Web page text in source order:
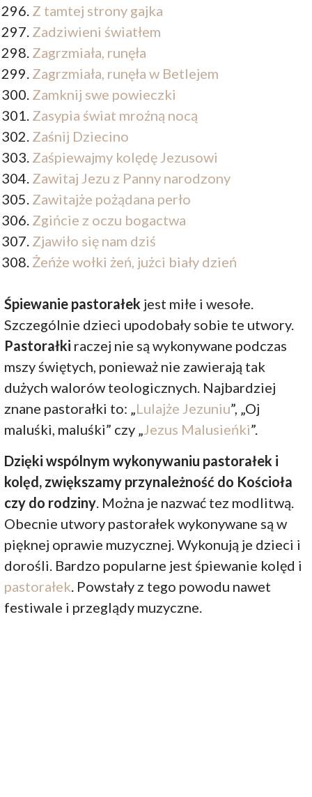
Z tamtej strony gajka
Zadziwieni światłem
Zagrzmiała, runęła
Zagrzmiała, runęła w Betlejem
Zamknij swe powieczki
Zasypia świat mroźną nocą
Zaśnij Dziecino
Zaśpiewajmy kolędę Jezusowi
Zawitaj Jezu z Panny narodzony
Zawitajże pożądana perło
Zgińcie z oczu bogactwa
Zjawiło się nam dziś
Żeńże wołki żeń, jużci biały dzień
Śpiewanie pastorałek jest miłe i wesołe.
Szczególnie dzieci upodobały sobie te utwory.
Pastorałki raczej nie są wykonywane podczas
mszy świętych, ponieważ nie zawierają tak
dużych walorów teologicznych. Najbardziej
znane pastorałki to: „Lulajże Jezuniu”, „Oj
maluśki, maluśki” czy „Jezus Malusieńki”.
Dzięki wspólnym wykonywaniu pastorałek i
kolęd, zwiększamy przynależność do Kościoła
czy do rodziny. Można je nazwać tez modlitwą.
Obecnie utwory pastorałek wykonywane są w
pięknej oprawie muzycznej. Wykonują je dzieci i
dorośli. Bardzo popularne jest śpiewanie kolęd i
pastorałek. Powstały z tego powodu nawet
festiwale i przeglądy muzyczne.